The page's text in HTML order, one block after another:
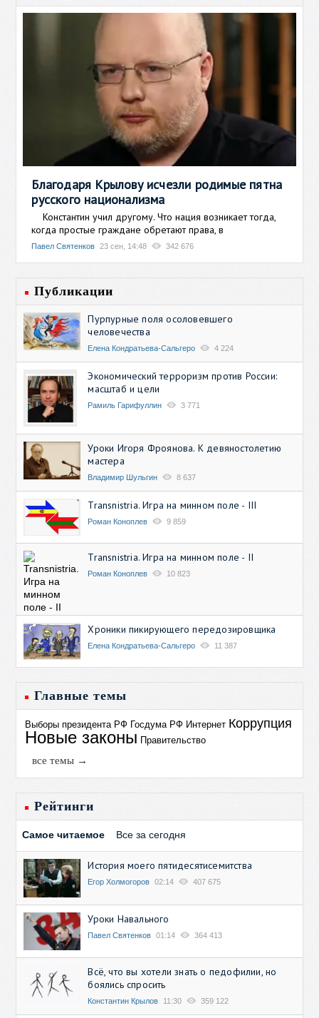
Благодаря Крылову исчезли родимые пятна
русского национализма
Константин учил другому. Что нация возникает тогда,
когда простые граждане обретают права, в
Павел Святенков 23 сен, 14:48 342 676
Публикации
Пурпурные поля осоловевшего
человечества
Елена Кондратьева-Сальгеро 4 224
Экономический терроризм против России:
масштаб и цели
Рамиль Гарифуллин 3 771
Уроки Игоря Фроянова. К девяностолетию
мастера
Владимир Шульгин 8 637
Transnistria. Игра на минном поле - III
Роман Коноплев 9 859
Transnistria. Игра на минном поле - II
Роман Коноплев 10 823
Хроники пикирующего передозировщика
Елена Кондратьева-Сальгеро 11 387
Главные темы
Выборы президента РФ Госдума РФ Интернет Коррупция
Новые законы Правительство
все темы →
Рейтинги
Самое читаемое Все за сегодня
История моего пятидесятисемитства
Егор Холмогоров 02:14 407 675
Уроки Навального
Павел Святенков 01:14 364 413
Всё, что вы хотели знать о педофилии, но
боялись спросить
Константин Крылов 11:30 359 122